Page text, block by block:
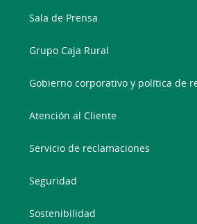
Sala de Prensa
Grupo Caja Rural
Gobierno corporativo y política de
Atención al Cliente
Servicio de reclamaciones
Seguridad
Sostenibilidad